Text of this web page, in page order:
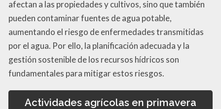
afectan a las propiedades y cultivos, sino que también
pueden contaminar fuentes de agua potable,
aumentando el riesgo de enfermedades transmitidas
por el agua. Por ello, la planificación adecuada y la
gestión sostenible de los recursos hídricos son
fundamentales para mitigar estos riesgos.
Actividades agrícolas en primavera